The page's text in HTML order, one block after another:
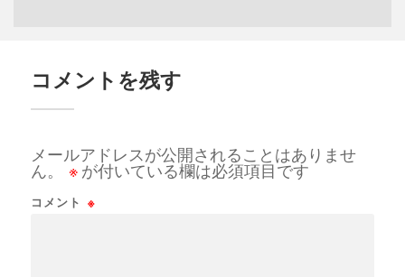
コメントを残す
メールアドレスが公開されることはありませ
ん。
※ が付いている欄は必須項目です
コメント ※